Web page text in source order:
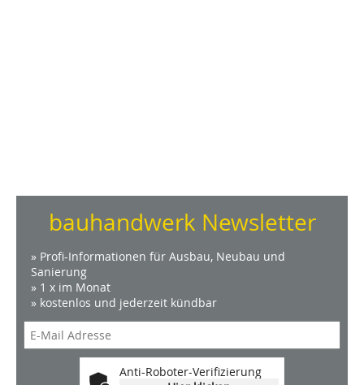
bauhandwerk Newsletter
» Profi-Informationen für Ausbau, Neubau und
Sanierung
» 1 x im Monat
» kostenlos und jederzeit kündbar
Anti-Roboter-Verifizierung